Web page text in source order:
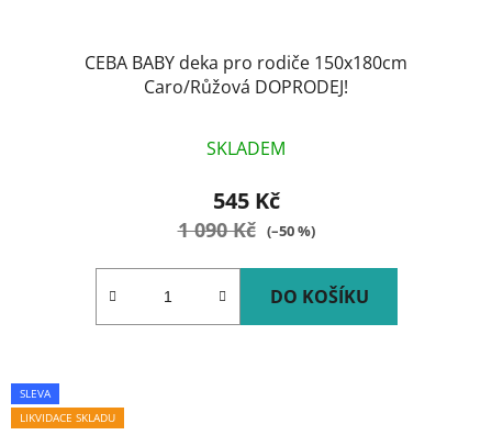
CEBA BABY deka pro rodiče 150x180cm
Caro/Růžová DOPRODEJ!
SKLADEM
545 Kč
1 090 Kč (–50 %)
DO KOŠÍKU
SLEVA
LIKVIDACE SKLADU